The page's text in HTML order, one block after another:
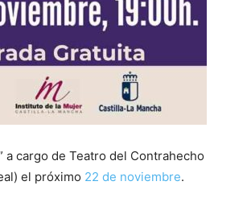
cargo de Teatro del Contrahecho
el próximo 22 de noviembre.